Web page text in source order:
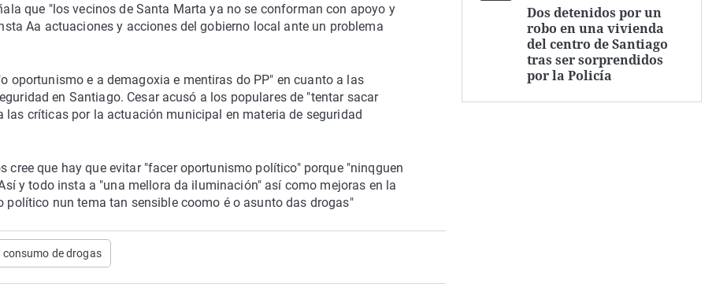
que "los vecinos de Santa Marta ya no se conforman con apoyo y
Aa actuaciones y acciones del gobierno local ante un problema
oportunismo e a demagoxia e mentiras do PP" en cuanto a las
en Santiago. Cesar acusó a los populares de "tentar sacar
críticas por la actuación municipal en materia de seguridad
cree que hay que evitar "facer oportunismo político" porque "ninqguen
y todo insta a "una mellora da iluminación" así como mejoras en la
político nun tema tan sensible coomo é o asunto das drogas"
consumo de drogas
Dos detenidos por un
robo en una vivienda
del centro de Santiago
tras ser sorprendidos
por la Policía